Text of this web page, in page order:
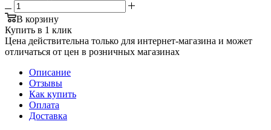
В корзину
Купить в 1 клик
Цена действительна только для интернет-магазина и может
отличаться от цен в розничных магазинах
Описание
Отзывы
Как купить
Оплата
Доставка